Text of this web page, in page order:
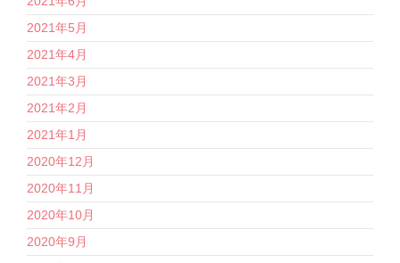
2021年5月
2021年4月
2021年3月
2021年2月
2021年1月
2020年12月
2020年11月
2020年10月
2020年9月